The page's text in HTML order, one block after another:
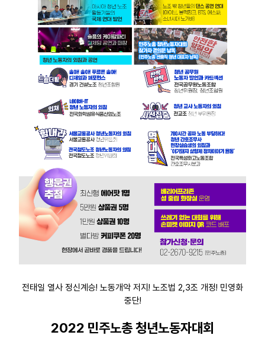
전태일 열사 정신계승! 노동개악 저지! 노조법 2,3조 개정! 민영화
중단!
2022 민주노총 청년노동자대회